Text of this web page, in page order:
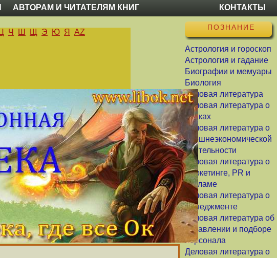
АВТОРАМ И ЧИТАТЕЛЯМ КНИГ КОНТАКТЫ
ПОЗНАНИЕ
Астрология и гороскоп
Астрология и гадание
Биографии и мемуары
Биология
Деловая литература
Деловая литература о
банках
Деловая литература о
внешнеэкономической
деятельности
Деловая литература о
маркетинге, PR и
рекламе
Деловая литература о
менеджменте
Деловая литература об
управлении и подборе
персонала
Деловая литература о
Ц Ч Ш Щ Э Ю Я AZ